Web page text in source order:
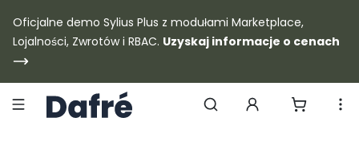
Dafre
Oficjalne demo Sylius Plus z modułami Marketplace,
Lojalności, Zwrotów i RBAC. Uzyskaj informacje o cenach